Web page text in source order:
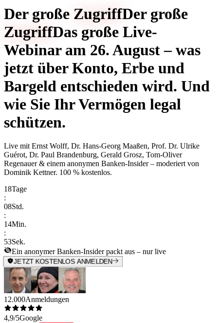
Der große ZugriffDer große
ZugriffDas große Live-
Webinar am 26. August – was
jetzt über Konto, Erbe und
Bargeld entschieden wird. Und
wie Sie Ihr Vermögen legal
schützen.
Live mit Ernst Wolff, Dr. Hans-Georg Maaßen, Prof. Dr. Ulrike
Guérot, Dr. Paul Brandenburg, Gerald Grosz, Tom-Oliver
Regenauer & einem anonymen Banken-Insider– moderiert von
Dominik Kettner. 100 % kostenlos.
18Tage
:
08Std.
:
14Min.
:
53Sek.
Ein anonymer Banken-Insider packt aus – nur live
JETZT KOSTENLOS ANMELDEN
12.000Anmeldungen
4,9/5Google